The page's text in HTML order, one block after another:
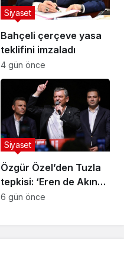
Bahçeli çerçeve yasa
teklifini imzaladı
Siyaset
4 gün önce
Özgür Özel’den Tuzla
tepkisi: ‘Eren de Akın
Gürlek de hesap
Siyaset
6 gün önce